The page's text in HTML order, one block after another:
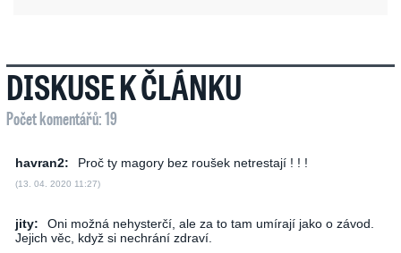
DISKUSE K ČLÁNKU
Počet komentářů: 19
havran2: Proč ty magory bez roušek netrestají ! ! !
(13. 04. 2020 11:27)
jity:
Oni možná nehysterčí, ale za to tam umírají jako o závod.
Jejich věc, když si nechrání zdraví.